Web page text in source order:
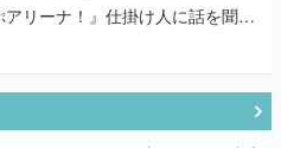
アリーナ！』仕掛け人に話を聞い